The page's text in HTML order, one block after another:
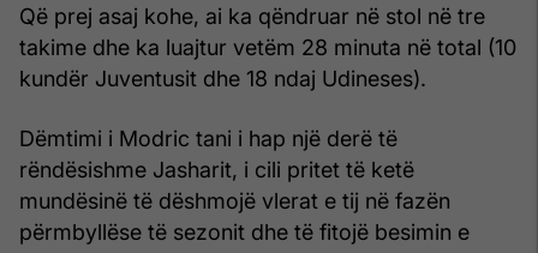
Që prej asaj kohe, ai ka qëndruar në stol në tre
takime dhe ka luajtur vetëm 28 minuta në total (10
kundër Juventusit dhe 18 ndaj Udineses).
Dëmtimi i Modric tani i hap një derë të
rëndësishme Jasharit, i cili pritet të ketë
mundësinë të dëshmojë vlerat e tij në fazën
përmbyllëse të sezonit dhe të fitojë besimin e